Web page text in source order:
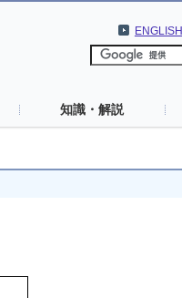
ENGLISH
知識・解説